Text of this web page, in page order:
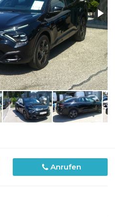
Anrufen